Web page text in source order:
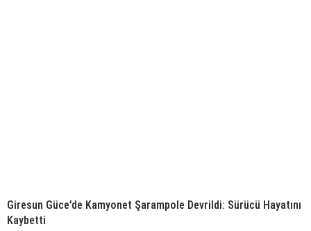
Giresun Güce’de Kamyonet Şarampole Devrildi: Sürücü Hayatını
Kaybetti